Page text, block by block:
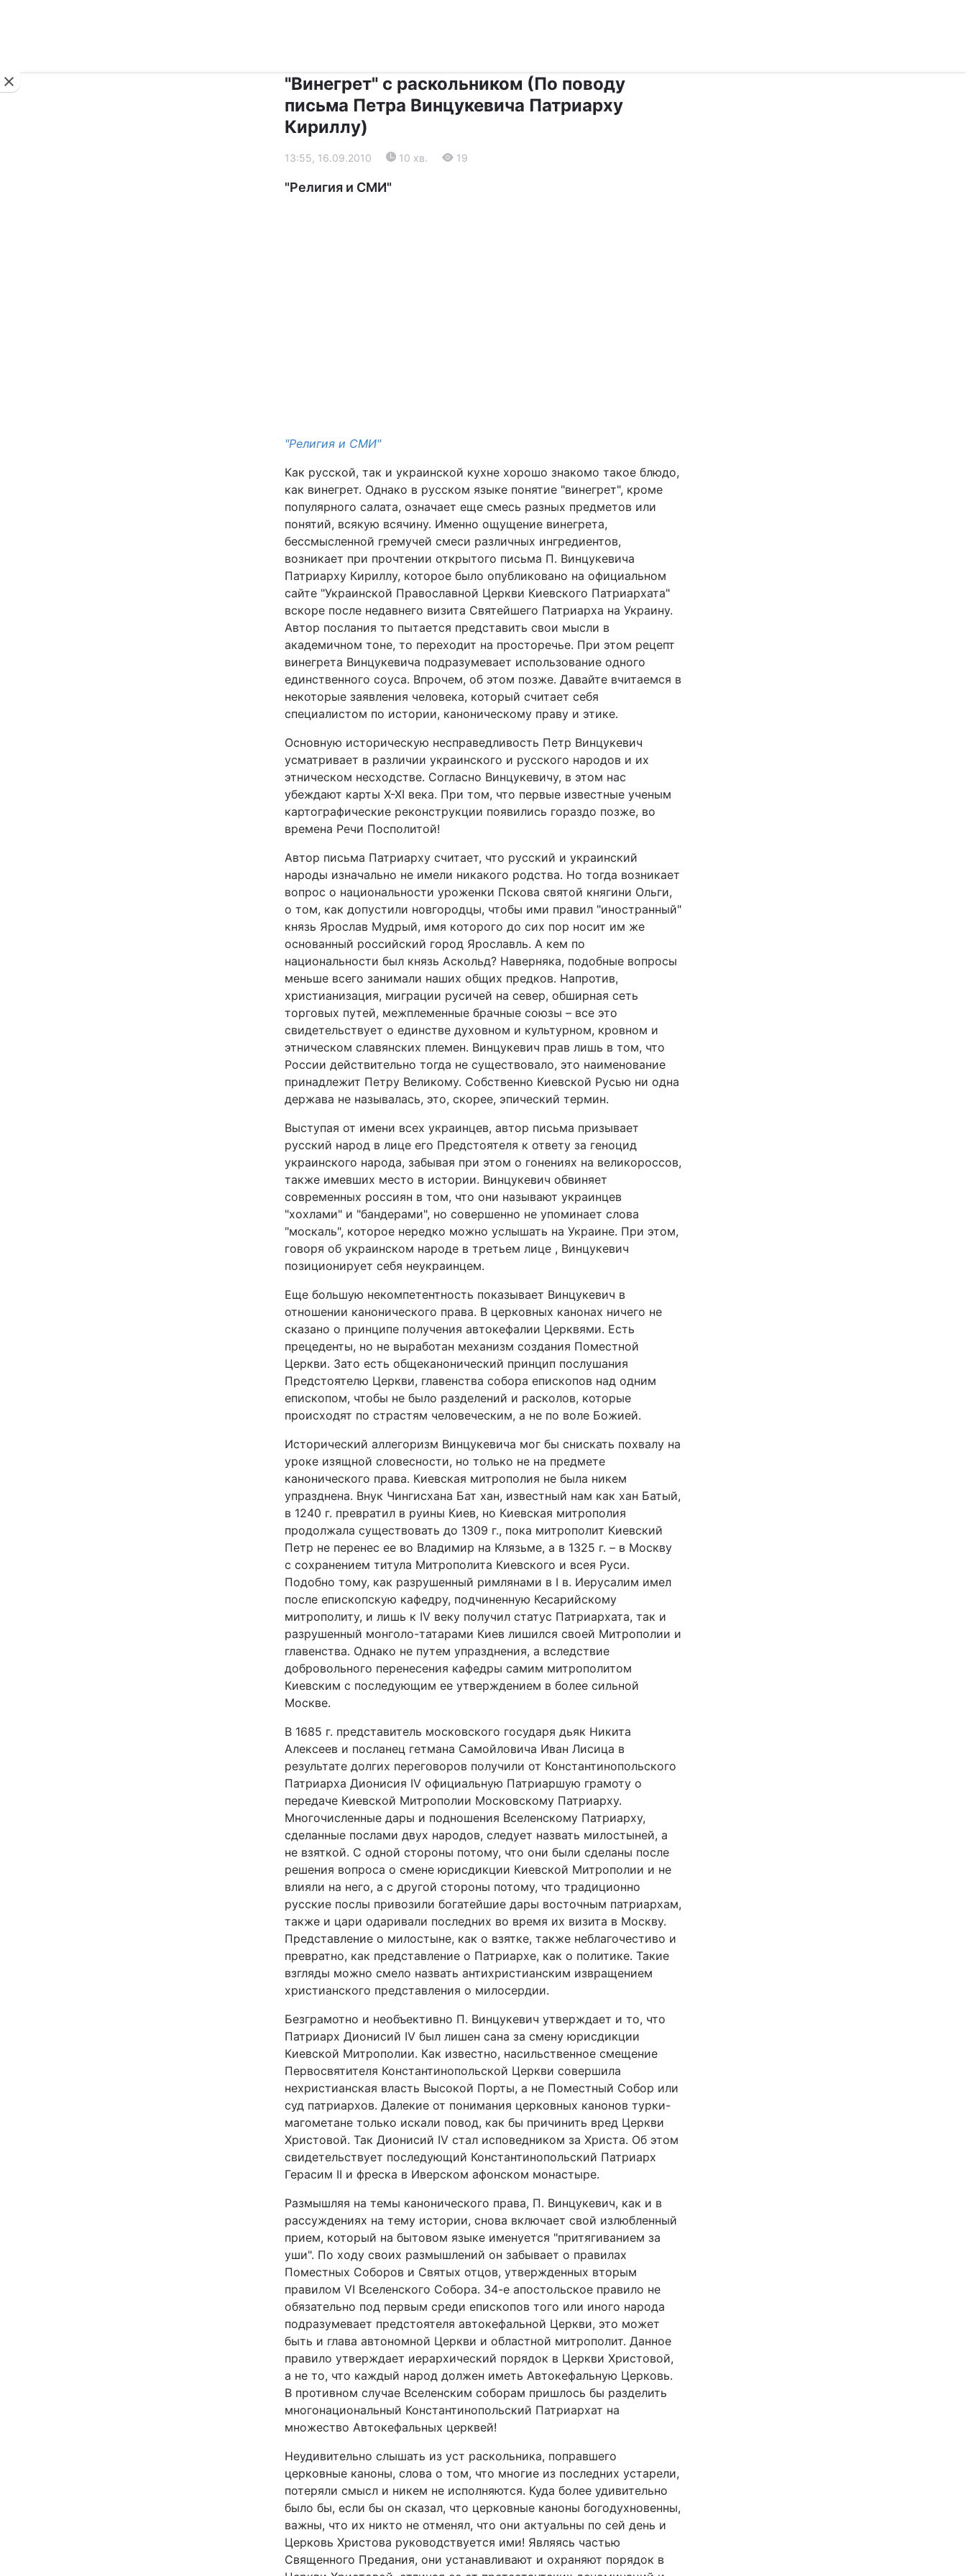
Війна
Політика
Світ
Львів
Харків
Наука
Інциденти
Туризм
Погода
Статті
Думки
Вакансії
Фотобанк
Пресцентр
"Винегрет" с раскольником (По поводу
письма Петра Винцукевича Патриарху
Кириллу)
13:55, 16.09.2010 10 хв. 19
"Религия и СМИ"
"Религия и СМИ"
Как русской, так и украинской кухне хорошо знакомо такое блюдо,
как винегрет. Однако в русском языке понятие "винегрет", кроме
популярного салата, означает еще смесь разных предметов или
понятий, всякую всячину. Именно ощущение винегрета,
бессмысленной гремучей смеси различных ингредиентов,
возникает при прочтении открытого письма П. Винцукевича
Патриарху Кириллу, которое было опубликовано на официальном
сайте "Украинской Православной Церкви Киевского Патриархата"
вскоре после недавнего визита Святейшего Патриарха на Украину.
Автор послания то пытается представить свои мысли в
академичном тоне, то переходит на просторечье. При этом рецепт
винегрета Винцукевича подразумевает использование одного
единственного соуса. Впрочем, об этом позже. Давайте вчитаемся в
некоторые заявления человека, который считает себя
специалистом по истории, каноническому праву и этике.
Основную историческую несправедливость Петр Винцукевич
усматривает в различии украинского и русского народов и их
этническом несходстве. Согласно Винцукевичу, в этом нас
убеждают карты Х-ХІ века. При том, что первые известные ученым
картографические реконструкции появились гораздо позже, во
времена Речи Посполитой!
Автор письма Патриарху считает, что русский и украинский
народы изначально не имели никакого родства. Но тогда возникает
вопрос о национальности уроженки Пскова святой княгини Ольги,
о том, как допустили новгородцы, чтобы ими правил "иностранный"
князь Ярослав Мудрый, имя которого до сих пор носит им же
основанный российский город Ярославль. А кем по
национальности был князь Аскольд? Наверняка, подобные вопросы
меньше всего занимали наших общих предков. Напротив,
христианизация, миграции русичей на север, обширная сеть
торговых путей, межплеменные брачные союзы – все это
свидетельствует о единстве духовном и культурном, кровном и
этническом славянских племен. Винцукевич прав лишь в том, что
России действительно тогда не существовало, это наименование
принадлежит Петру Великому. Собственно Киевской Русью ни одна
держава не называлась, это, скорее, эпический термин.
Выступая от имени всех украинцев, автор письма призывает
русский народ в лице его Предстоятеля к ответу за геноцид
украинского народа, забывая при этом о гонениях на великороссов,
также имевших место в истории. Винцукевич обвиняет
современных россиян в том, что они называют украинцев
"хохлами" и "бандерами", но совершенно не упоминает слова
"москаль", которое нередко можно услышать на Украине. При этом,
говоря об украинском народе в третьем лице , Винцукевич
позиционирует себя неукраинцем.
Еще большую некомпетентность показывает Винцукевич в
отношении канонического права. В церковных канонах ничего не
сказано о принципе получения автокефалии Церквями. Есть
прецеденты, но не выработан механизм создания Поместной
Церкви. Зато есть общеканонический принцип послушания
Предстоятелю Церкви, главенства собора епископов над одним
епископом, чтобы не было разделений и расколов, которые
происходят по страстям человеческим, а не по воле Божией.
Исторический аллегоризм Винцукевича мог бы снискать похвалу на
уроке изящной словесности, но только не на предмете
канонического права. Киевская митрополия не была никем
упразднена. Внук Чингисхана Бат хан, известный нам как хан Батый,
в 1240 г. превратил в руины Киев, но Киевская митрополия
продолжала существовать до 1309 г., пока митрополит Киевский
Петр не перенес ее во Владимир на Клязьме, а в 1325 г. – в Москву
с сохранением титула Митрополита Киевского и всея Руси.
Подобно тому, как разрушенный римлянами в І в. Иерусалим имел
после епископскую кафедру, подчиненную Кесарийскому
митрополиту, и лишь к ІV веку получил статус Патриархата, так и
разрушенный монголо-татарами Киев лишился своей Митрополии и
главенства. Однако не путем упразднения, а вследствие
добровольного перенесения кафедры самим митрополитом
Киевским с последующим ее утверждением в более сильной
Москве.
В 1685 г. представитель московского государя дьяк Никита
Алексеев и посланец гетмана Самойловича Иван Лисица в
результате долгих переговоров получили от Константинопольского
Патриарха Дионисия IV официальную Патриаршую грамоту о
передаче Киевской Митрополии Московскому Патриарху.
Многочисленные дары и подношения Вселенскому Патриарху,
сделанные послами двух народов, следует назвать милостыней, а
не взяткой. С одной стороны потому, что они были сделаны после
решения вопроса о смене юрисдикции Киевской Митрополии и не
влияли на него, а с другой стороны потому, что традиционно
русские послы привозили богатейшие дары восточным патриархам,
также и цари одаривали последних во время их визита в Москву.
Представление о милостыне, как о взятке, также неблагочестиво и
превратно, как представление о Патриархе, как о политике. Такие
взгляды можно смело назвать антихристианским извращением
христианского представления о милосердии.
Безграмотно и необъективно П. Винцукевич утверждает и то, что
Патриарх Дионисий IV был лишен сана за смену юрисдикции
Киевской Митрополии. Как известно, насильственное смещение
Первосвятителя Константинопольской Церкви совершила
нехристианская власть Высокой Порты, а не Поместный Собор или
суд патриархов. Далекие от понимания церковных канонов турки-
магометане только искали повод, как бы причинить вред Церкви
Христовой. Так Дионисий IV стал исповедником за Христа. Об этом
свидетельствует последующий Константинопольский Патриарх
Герасим ІІ и фреска в Иверском афонском монастыре.
Размышляя на темы канонического права, П. Винцукевич, как и в
рассуждениях на тему истории, снова включает свой излюбленный
прием, который на бытовом языке именуется "притягиванием за
уши". По ходу своих размышлений он забывает о правилах
Поместных Соборов и Святых отцов, утвержденных вторым
правилом VI Вселенского Собора. 34-е апостольское правило не
обязательно под первым среди епископов того или иного народа
подразумевает предстоятеля автокефальной Церкви, это может
быть и глава автономной Церкви и областной митрополит. Данное
правило утверждает иерархический порядок в Церкви Христовой,
а не то, что каждый народ должен иметь Автокефальную Церковь.
В противном случае Вселенским соборам пришлось бы разделить
многонациональный Константинопольский Патриархат на
множество Автокефальных церквей!
Неудивительно слышать из уст раскольника, поправшего
церковные каноны, слова о том, что многие из последних устарели,
потеряли смысл и никем не исполняются. Куда более удивительно
было бы, если бы он сказал, что церковные каноны богодухновенны,
важны, что их никто не отменял, что они актуальны по сей день и
Церковь Христова руководствуется ими! Являясь частью
Священного Предания, они устанавливают и охраняют порядок в